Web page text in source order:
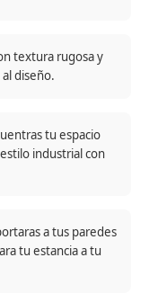
textura rugosa y
diseño.
tu espacio
industrial con
a tus paredes
tu estancia a tu